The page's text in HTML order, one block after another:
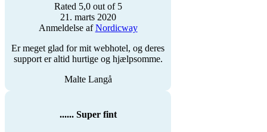
Rated 5,0 out of 5
21. marts 2020
Anmeldelse afNordicway
Er meget glad for mit webhotel, og deres
support er altid hurtige og hjælpsomme.
Malte Langå
...... Super fint